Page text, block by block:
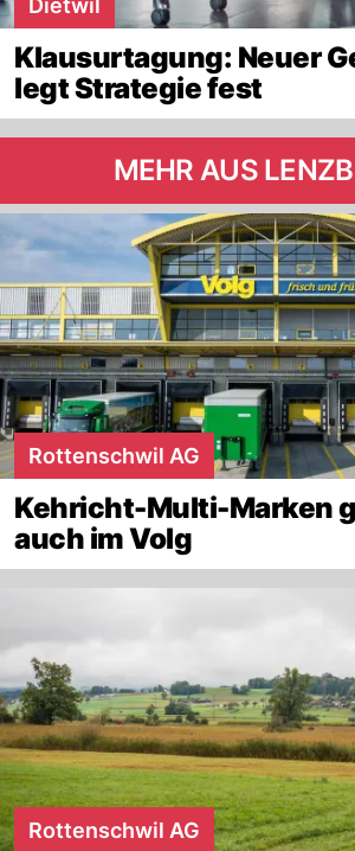
Dietwil
Klausurtagung: Neuer
legt Strategie fest
MEHR AUS
Rottenschwil AG
Kehricht-Multi-Marken
auch im Volg
Rottenschwil AG